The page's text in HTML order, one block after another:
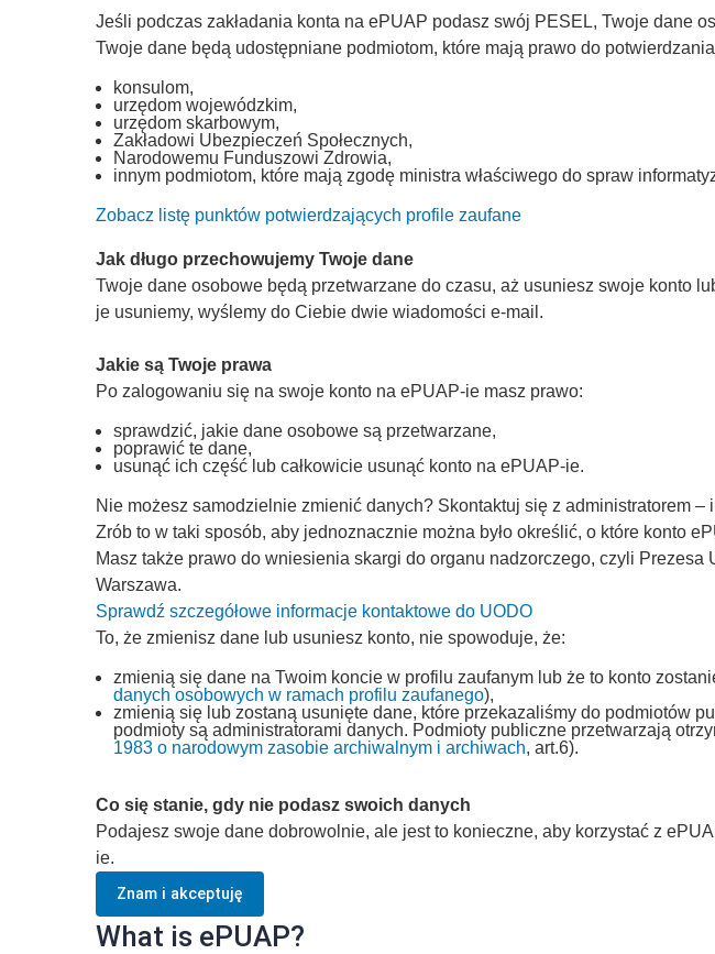
Jeśli podczas zakładania konta na ePUAP podasz swój PESEL, Twoje dane
Twoje dane będą udostępniane podmiotom, które mają prawo do
konsulom,
urzędom wojewódzkim,
urzędom skarbowym,
Zakładowi Ubezpieczeń Społecznych,
Narodowemu Funduszowi Zdrowia,
innym podmiotom, które mają zgodę ministra właściwego do spraw
Zobacz listę punktów potwierdzających profile zaufane
Jak długo przechowujemy Twoje dane
Twoje dane osobowe będą przetwarzane do czasu, aż usuniesz swoje konto
je usuniemy, wyślemy do Ciebie dwie wiadomości e-mail.
Jakie są Twoje prawa
Po zalogowaniu się na swoje konto na ePUAP-ie masz prawo:
sprawdzić, jakie dane osobowe są przetwarzane,
poprawić te dane,
usunąć ich część lub całkowicie usunąć konto na ePUAP-ie.
Nie możesz samodzielnie zmienić danych? Skontaktuj się z administratorem
Zrób to w taki sposób, aby jednoznacznie można było określić, o które konto
Masz także prawo do wniesienia skargi do organu nadzorczego, czyli
Warszawa.
Sprawdź szczegółowe informacje kontaktowe do UODO
To, że zmienisz dane lub usuniesz konto, nie spowoduje, że:
zmienią się dane na Twoim koncie w profilu zaufanym lub że to konto
danych osobowych w ramach profilu zaufanego),
zmienią się lub zostaną usunięte dane, które przekazaliśmy do podmiotów
podmioty są administratorami danych. Podmioty publiczne przetwarzają
1983 o narodowym zasobie archiwalnym i archiwach, art.6).
Co się stanie, gdy nie podasz swoich danych
Podajesz swoje dane dobrowolnie, ale jest to konieczne, aby korzystać z
ie.
Znam i akceptuję
What is ePUAP?